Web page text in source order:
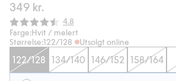
349 kr.
Gjennomsnittskarakter:
4.8
Farge:Hvit / melert
Størrelse:122/128 Utsolgt online
122/128 134/140 146/152 158/164